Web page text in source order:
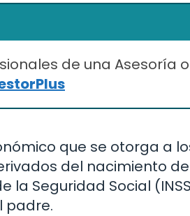
de una Asesoría
que se otorga a
del nacimiento de
la Seguridad Social
padre.